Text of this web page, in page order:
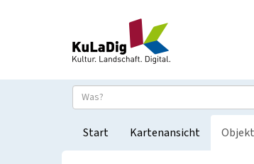
Start Kartenansicht